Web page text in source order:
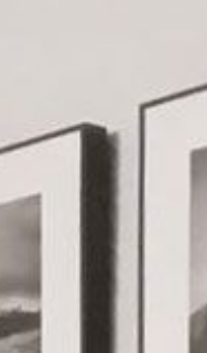
وسرعة
مكسب